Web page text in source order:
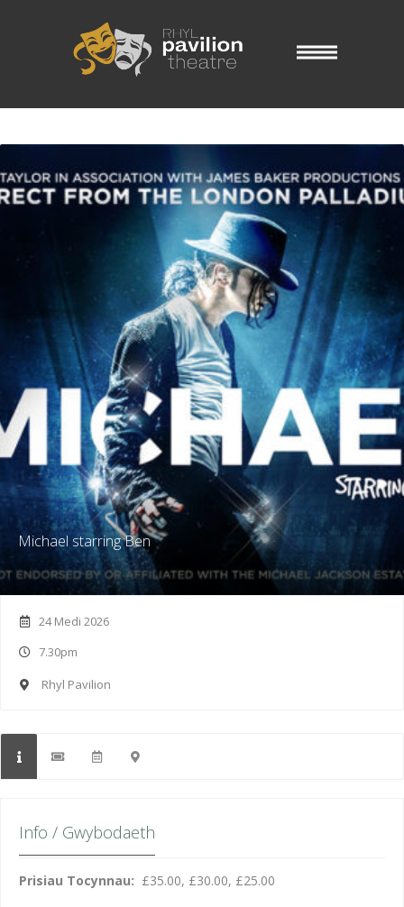
Michael starring Ben
24 Medi 2026
7.30pm
Rhyl Pavilion
Info / Gwybodaeth
Prisiau Tocynnau: £35.00, £30.00, £25.00